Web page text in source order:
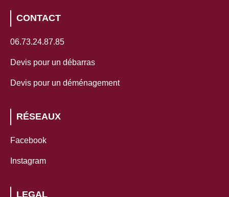
CONTACT
06.73.24.87.85
Devis pour un débarras
Devis pour un déménagement
RÉSEAUX
Facebook
Instagram
LEGAL